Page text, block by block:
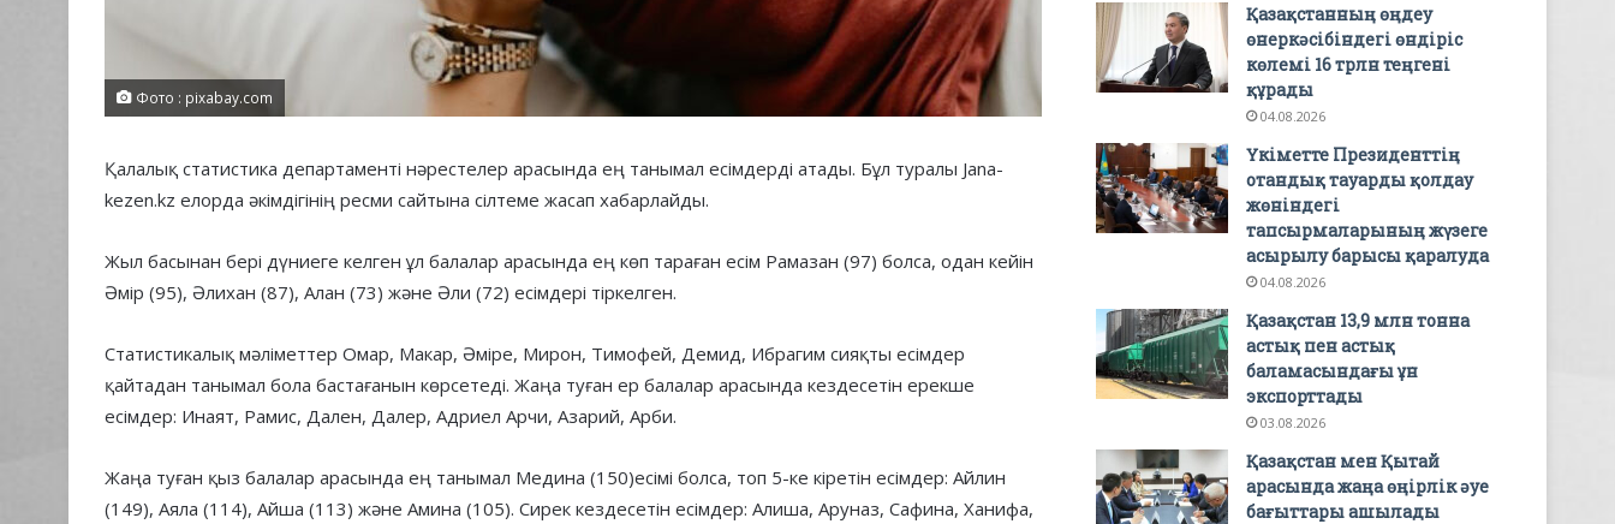
Фото : pixabay.com
Қалалық статистика департаменті нәрестелер арасында ең танымал есімдерді атады. Бұл туралы Jana-
kezen.kz елорда әкімдігінің ресми сайтына сілтеме жасап хабарлайды.
Жыл басынан бері дүниеге келген ұл балалар арасында ең көп тараған есім Рамазан (97) болса, одан кейін
Әмір (95), Әлихан (87), Алан (73) және Әли (72) есімдері тіркелген.
Статистикалық мәліметтер Омар, Макар, Әміре, Мирон, Тимофей, Демид, Ибрагим сияқты есімдер
қайтадан танымал бола бастағанын көрсетеді. Жаңа туған ер балалар арасында кездесетін ерекше
есімдер: Инаят, Рамис, Дален, Далер, Адриел Арчи, Азарий, Арби.
Жаңа туған қыз балалар арасында ең танымал Медина (150)есімі болса, топ 5-ке кіретін есімдер: Айлин
(149), Аяла (114), Айша (113) және Амина (105). Сирек кездесетін есімдер: Алиша, Аруназ, Сафина, Ханифа,
Қазақстанның өңдеу
өнеркәсібіндегі өндіріс
көлемі 16 трлн теңгені
құрады
04.08.2026
Үкіметте Президенттің
отандық тауарды қолдау
жөніндегі
тапсырмаларының жүзеге
асырылу барысы қаралуда
04.08.2026
Қазақстан 13,9 млн тонна
астық пен астық
баламасындағы ұн
экспорттады
03.08.2026
Қазақстан мен Қытай
арасында жаңа өңірлік әуе
бағыттары ашылады